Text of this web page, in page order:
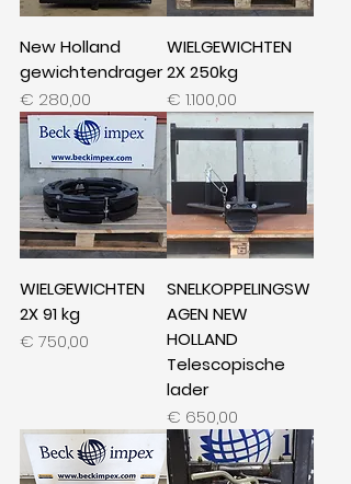
New Holland
gewichtendrager
Prijs
€ 280,00
WIELGEWICHTEN
2X 250kg
Prijs
€ 1.100,00
WIELGEWICHTEN
2X 91 kg
Prijs
€ 750,00
SNELKOPPELINGSW
AGEN NEW
HOLLAND
Telescopische
lader
Prijs
€ 650,00